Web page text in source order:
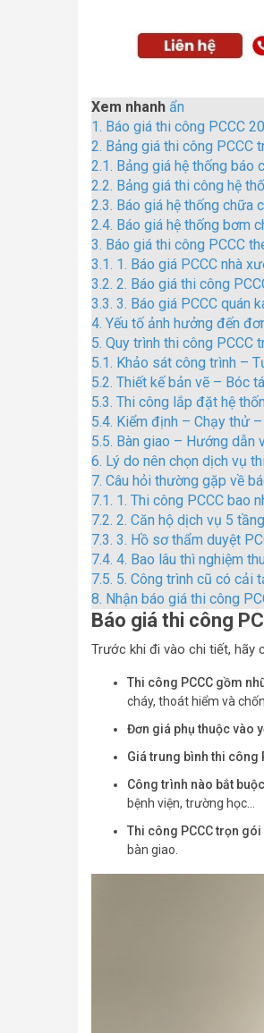
Xem nhanh ẩn
1. Báo giá thi công PCCC
2. Bảng giá thi công PCCC
2.1. Bảng giá hệ thống báo
2.2. Bảng giá thi công hệ
2.3. Báo giá hệ thống chữa
2.4. Báo giá hệ thống bơm
3. Báo giá thi công PCCC
3.1. 1. Báo giá PCCC nhà
3.2. 2. Báo giá thi công
3.3. 3. Báo giá PCCC quán
4. Yếu tố ảnh hưởng đến
5. Quy trình thi công PCCC
5.1. Khảo sát công trình –
5.2. Thiết kế bản vẽ – Bóc
5.3. Thi công lắp đặt hệ
5.4. Kiểm định – Chạy thử
5.5. Bàn giao – Hướng dẫn
6. Lý do nên chọn dịch vụ
7. Câu hỏi thường gặp về
7.1. 1. Thi công PCCC bao
7.2. 2. Căn hộ dịch vụ 5
7.3. 3. Hồ sơ thẩm duyệt
7.4. 4. Bao lâu thì nghiệm
7.5. 5. Công trình cũ có cải
8. Nhận báo giá thi công
Báo giá thi công
Trước khi đi vào chi tiết, hãy
Thi công PCCC gồm
cháy, thoát hiểm và
Đơn giá phụ thuộc vào
Giá trung bình thi công
Công trình nào bắt
bệnh viện, trường học…
Thi công PCCC trọn
bàn giao.